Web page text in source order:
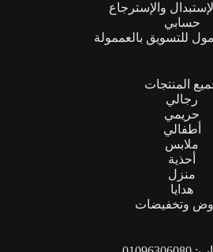
والإسترجاع
حسابي
للتسويق بالعممولة
المنتجات
رجالي
حريمي
أطفالي
ملابس
أحذية
منزل
هدايا
وتخفيضات